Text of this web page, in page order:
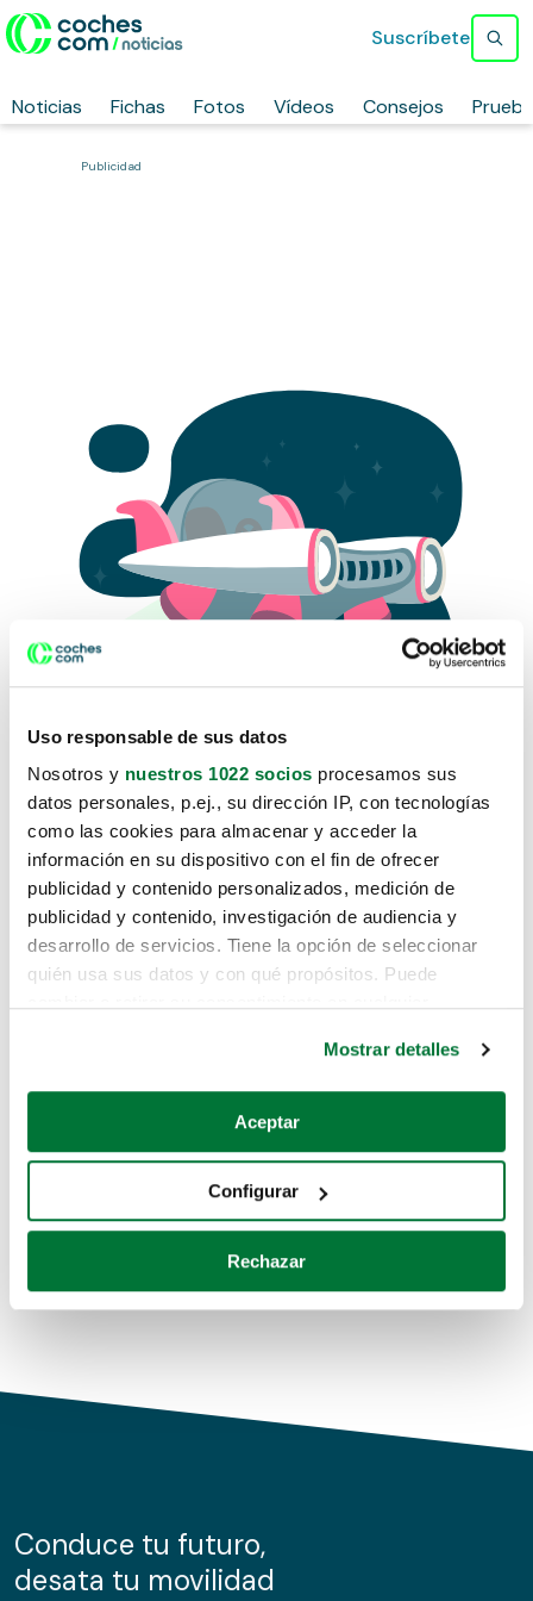
Uso responsable de sus datos
Nosotros y nuestros 1022 socios procesamos sus
datos personales, p.ej., su dirección IP, con tecnologías
como las cookies para almacenar y acceder la
información en su dispositivo con el fin de ofrecer
publicidad y contenido personalizados, medición de
publicidad y contenido, investigación de audiencia y
desarrollo de servicios. Tiene la opción de seleccionar
quién usa sus datos y con qué propósitos. Puede
Si lo permite, también quisiéramos:
Recopilar información sobre su ubicación geográfica
Identificar su dispositivo analizándolo activamente
para buscar características específicas (huellas
Obtenga más información sobre cómo se procesan sus
de cookies.
información sobre el uso que haga del sitio web con
nuestros partners de redes sociales, publicidad y análisis
Mostrar detalles
Aceptar
Configurar
Rechazar
Noticias Fichas Fotos Vídeos Consejos
Suscríbete
Publicidad
Lo sentimos, no sabemos como
te hemos traido hasta aquí.
Pero puedes encontrar el coche que estás
buscando en alguno de estos enlaces:
Coches de segunda mano
Coches de km0
Conduce tu futuro,
desata tu movilidad